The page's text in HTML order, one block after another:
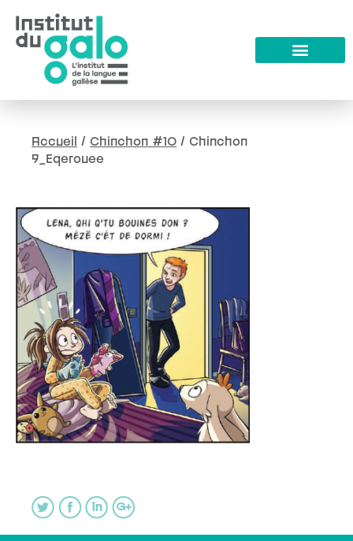
Accueil / Chinchon #10 / Chinchon
9_Eqerouee